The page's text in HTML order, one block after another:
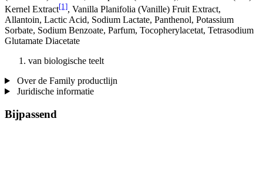
Kernel Extract[1], Vanilla Planifolia (Vanille) Fruit Extract,
Allantoin, Lactic Acid, Sodium Lactate, Panthenol, Potassium
Sorbate, Sodium Benzoate, Parfum, Tocopherylacetat, Tetrasodium
Glutamate Diacetate
van biologische teelt
Over de Family productlijn
Juridische informatie
Bijpassend